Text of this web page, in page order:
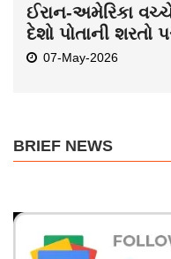
ઈરાન-અમેરિકા
દેશો પોતાની શરતો
07-May-2026
BRIEF NEWS